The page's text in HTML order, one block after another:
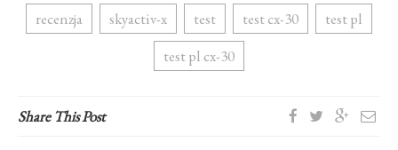
recenzja
skyactiv-x test test cx-30
test pl
test pl cx-30
Share This Post